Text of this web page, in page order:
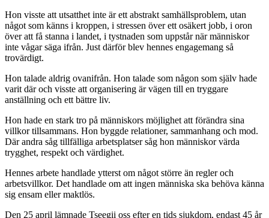
Hon visste att utsatthet inte är ett abstrakt samhällsproblem, utan
något som känns i kroppen, i stressen över ett osäkert jobb, i oron
över att få stanna i landet, i tystnaden som uppstår när människor
inte vågar säga ifrån. Just därför blev hennes engagemang så
trovärdigt.
Hon talade aldrig ovanifrån. Hon talade som någon som själv hade
varit där och visste att organisering är vägen till en tryggare
anställning och ett bättre liv.
Hon hade en stark tro på människors möjlighet att förändra sina
villkor tillsammans. Hon byggde relationer, sammanhang och mod.
Där andra såg tillfälliga arbetsplatser såg hon människor värda
trygghet, respekt och värdighet.
Hennes arbete handlade ytterst om något större än regler och
arbetsvillkor. Det handlade om att ingen människa ska behöva känna
sig ensam eller maktlös.
Den 25 april lämnade Tseegii oss efter en tids sjukdom, endast 45 år